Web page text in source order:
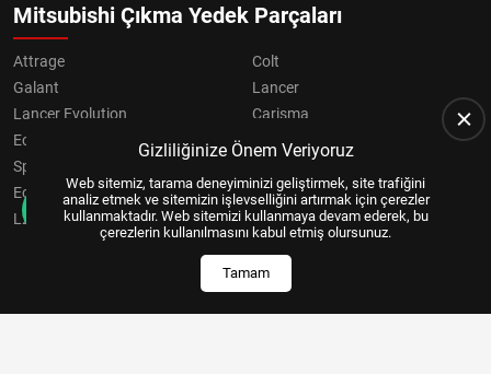
Mitsubishi Çıkma Yedek Parçaları
Attrage
Colt
Galant
Lancer
Lancer Evolution
Carisma
Eclipse
Grandis
Space Star
Eclipse Cross
OUTLANDER
L200
Pajero
Gizliliğinize Önem Veriyoruz
Web sitemiz, tarama deneyiminizi geliştirmek, site trafiğini
analiz etmek ve sitemizin işlevselliğini artırmak için çerezler
kullanmaktadır. Web sitemizi kullanmaya devam ederek, bu
çerezlerin kullanılmasını kabul etmiş olursunuz.
Tamam